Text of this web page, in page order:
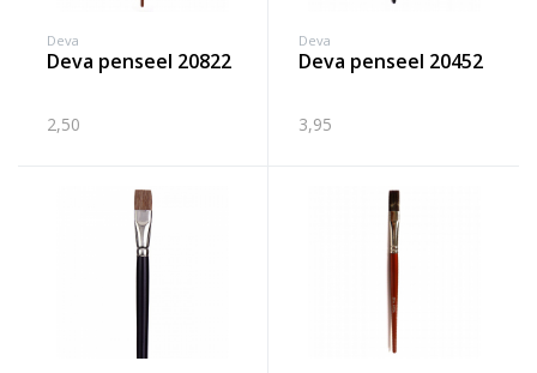
Deva
deva penseel 20822
2,50
Deva
deva penseel 20452
3,95